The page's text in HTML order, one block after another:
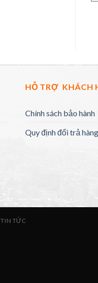
HỖ TRỢ KHÁCH
Chính sách bảo hành
Quy định đổi trả hàng
TIN TỨC